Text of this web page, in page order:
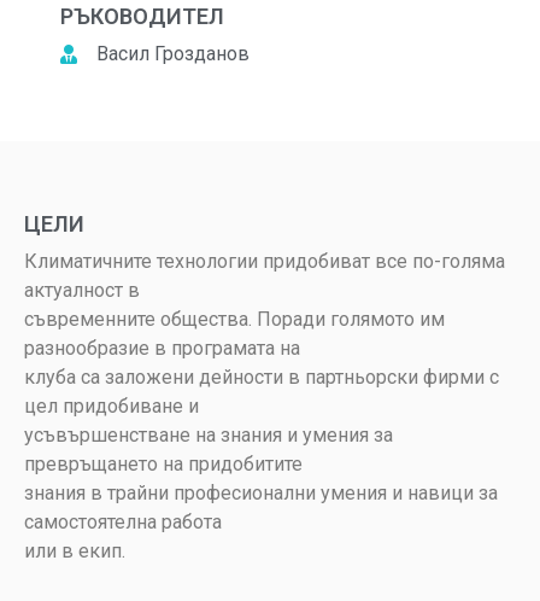
РЪКОВОДИТЕЛ
Васил Грозданов
ЦЕЛИ
Климатичните технологии придобиват все по-голяма
актуалност в
съвременните общества. Поради голямото им
разнообразие в програмата на
клуба са заложени дейности в партньорски фирми с
цел придобиване и
усъвършенстване на знания и умения за
превръщането на придобитите
знания в трайни професионални умения и навици за
самостоятелна работа
или в екип.